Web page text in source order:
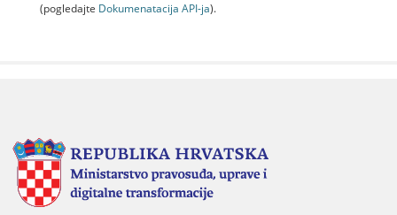
(pogledajte Dokumenаtаcijа API-jа).